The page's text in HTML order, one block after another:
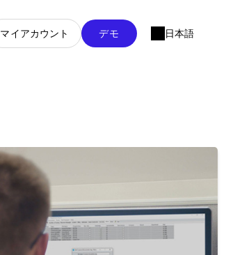
マイアカウント デモ 日本語